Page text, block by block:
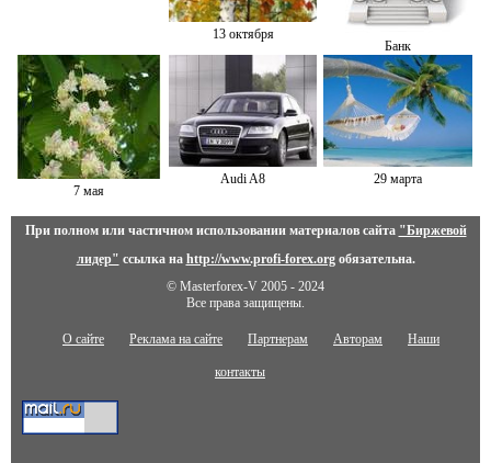
13 октября
Банк
7 мая
Audi A8 29 марта
При полном или частичном использовании материалов сайта "Биржевой
лидер" ссылка на http://www.profi-forex.orgобязательна.
© Masterforex-V 2005 - 2024
Все права защищены.
О сайте Реклама на сайте Партнерам Авторам Наши
контакты